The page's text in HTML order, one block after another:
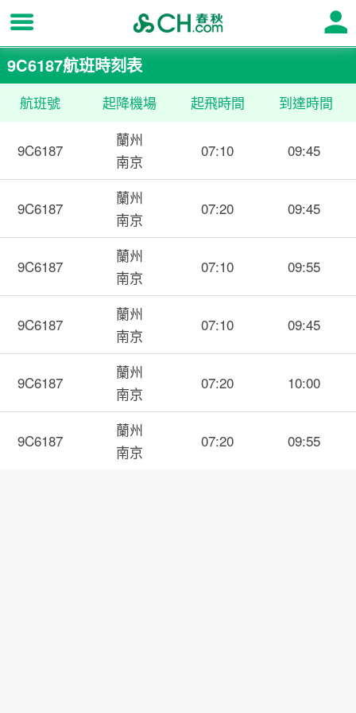
9C6187航班時刻表
航班號 起降機場 起飛時間 到達時間
9C6187
蘭州
南京
07:10 09:45
9C6187
蘭州
南京
07:20 09:45
9C6187
蘭州
南京
07:10 09:55
9C6187
蘭州
南京
07:10 09:45
9C6187
蘭州
南京
07:20 10:00
9C6187
蘭州
南京
07:20 09:55